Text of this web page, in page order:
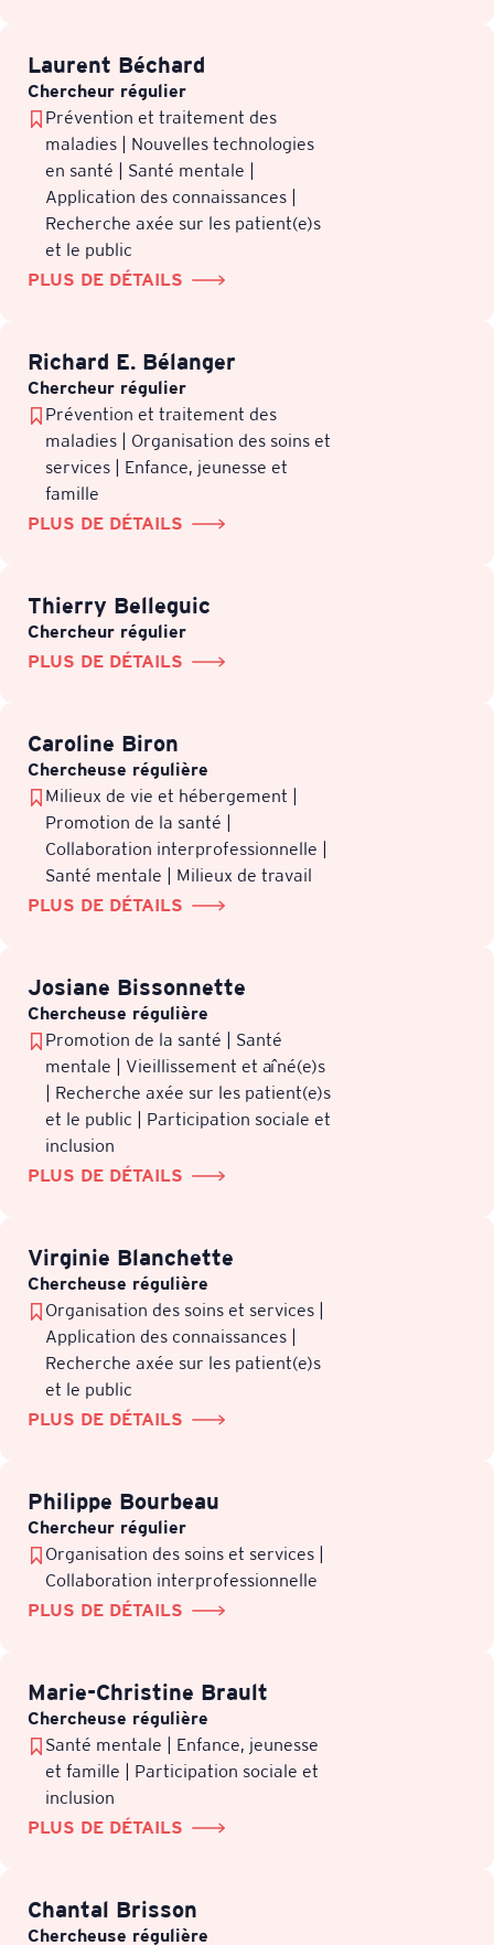
Laurent Béchard
Chercheur régulier
Prévention et traitement des
maladies | Nouvelles technologies
en santé | Santé mentale |
Application des connaissances |
Recherche axée sur les patient(e)s
et le public
PLUS DE DÉTAILS
Richard E. Bélanger
Chercheur régulier
Prévention et traitement des
maladies | Organisation des soins et
services | Enfance, jeunesse et
famille
PLUS DE DÉTAILS
Thierry Belleguic
Chercheur régulier
PLUS DE DÉTAILS
Caroline Biron
Chercheuse régulière
Milieux de vie et hébergement |
Promotion de la santé |
Collaboration interprofessionnelle |
Santé mentale | Milieux de travail
PLUS DE DÉTAILS
Josiane Bissonnette
Chercheuse régulière
Promotion de la santé | Santé
mentale | Vieillissement et aîné(e)s
| Recherche axée sur les patient(e)s
et le public | Participation sociale et
inclusion
PLUS DE DÉTAILS
Virginie Blanchette
Chercheuse régulière
Organisation des soins et services |
Application des connaissances |
Recherche axée sur les patient(e)s
et le public
PLUS DE DÉTAILS
Philippe Bourbeau
Chercheur régulier
Organisation des soins et services |
Collaboration interprofessionnelle
PLUS DE DÉTAILS
Marie-Christine Brault
Chercheuse régulière
Santé mentale | Enfance, jeunesse
et famille | Participation sociale et
inclusion
PLUS DE DÉTAILS
Chantal Brisson
Chercheuse régulière